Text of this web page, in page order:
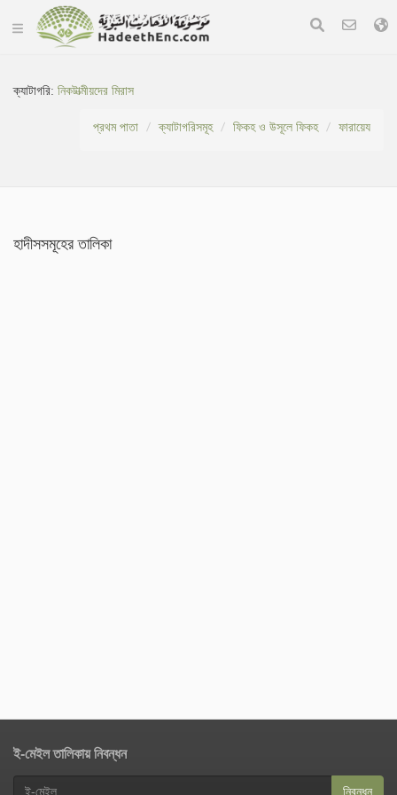
ক্যাটাগরি:নিকটাত্মীয়দের মিরাস
প্রথম পাতা
ক্যাটাগরিসমূহ ফিকহ ও উসূলে ফিকহ ফারায়েয
হাদীসসমূহের তালিকা
ই-মেইল তালিকায় নিবন্ধন